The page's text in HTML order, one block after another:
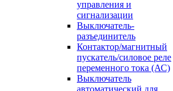
управления и
сигнализации
Выключатель-
разъединитель
Контактор/магнитный
пускатель/силовое реле
переменного тока (АС)
Выключатель
автоматический для